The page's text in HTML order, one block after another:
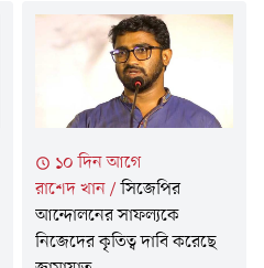
বিমানবন্দরের তৃতীয় টার্মিনাল
উদ্বোধনের লক্ষ্যে সরকার কাজ
করছে বলে জানিয়েছেন বেসামরিক
বিমান পরিবহন ও পর্যটনমন্ত্রী
আফরোজা খানম। এ লক্ষ্যে
প্রয়োজনীয় প্রস্তুতি যথাসময়ে সম্পন্ন
মঙ্গলবার (২৮ জুলাই) সচিবালয়ে
বেসামরিক বিমান পরিবহন ও
পর্যটন মন্ত্রী আফরোজা খানম
এবং...
১০ দিন আগে
রাশেদ খান/সিজেপির
আন্দোলনের সাফল্যকে
নিজেদের কৃতিত্ব দাবি করেছে